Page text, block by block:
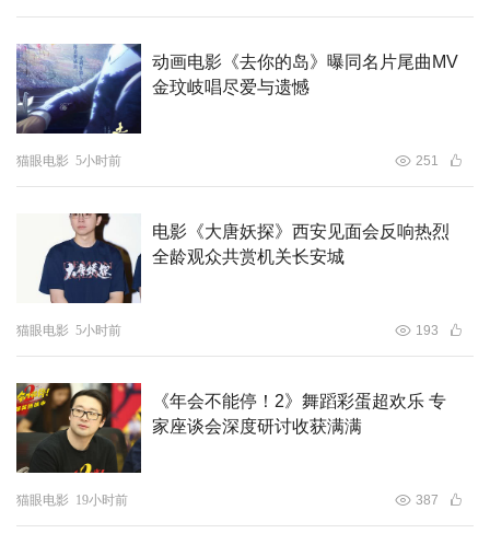
深仇、内心满是创伤的“复仇战神”演绎得入木三分。
能和格斗训练。通过沉默中爆发、隐忍中撕裂的表演，他完
评人指出：“他已不再是那位温文尔雅的偶像，而是和茂拉
合二为一”正是这种彻底的颠覆与重塑，让观众在感受剧情
冲击的同时，亦能深切体会角色内心的痛楚与抗争。
动画电影《去你的岛》曝同名片尾曲MV
金玟岐唱尽爱与遗憾
猫眼电影 5小时前 251
电影《大唐妖探》西安见面会反响热烈
全龄观众共赏机关长安城
猫眼电影 5小时前 193
《年会不能停！2》舞蹈彩蛋超欢乐 专
家座谈会深度研讨收获满满
猫眼电影 19小时前 387